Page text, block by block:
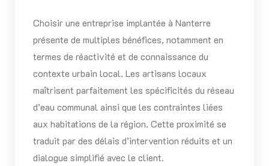
Choisir une entreprise implantée à Nanterre
présente de multiples bénéfices, notamment en
termes de réactivité et de connaissance du
contexte urbain local. Les artisans locaux
maîtrisent parfaitement les spécificités du réseau
d’eau communal ainsi que les contraintes liées
aux habitations de la région. Cette proximité se
traduit par des délais d’intervention réduits et un
dialogue simplifié avec le client.